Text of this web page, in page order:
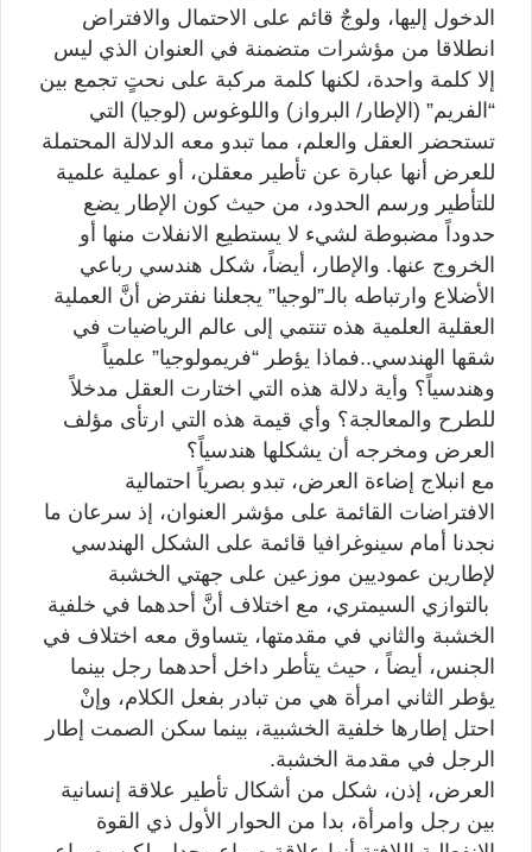
الدخول إليها، ولوجٌ قائم على الاحتمال والافتراض
انطلاقا من مؤشرات متضمنة في العنوان الذي ليس
إلا كلمة واحدة، لكنها كلمة مركبة على نحتٍ تجمع بين
“الفريم” (الإطار/ البرواز) واللوغوس (لوجيا) التي
تستحضر العقل والعلم، مما تبدو معه الدلالة المحتملة
للعرض أنها عبارة عن تأطير معقلن، أو عملية علمية
للتأطير ورسم الحدود، من حيث كون الإطار يضع
حدوداً مضبوطة لشيء لا يستطيع الانفلات منها أو
الخروج عنها. والإطار، أيضاً، شكل هندسي رباعي
الأضلاع وارتباطه بالـ”لوجيا” يجعلنا نفترض أنَّ العملية
العقلية العلمية هذه تنتمي إلى عالم الرياضيات في
شقها الهندسي..فماذا يؤطر “فريمولوجيا” علمياً
وهندسياً؟ وأية دلالة هذه التي اختارت العقل مدخلاً
للطرح والمعالجة؟ وأي قيمة هذه التي ارتأى مؤلف
العرض ومخرجه أن يشكلها هندسياً؟
مع انبلاج إضاءة العرض، تبدو بصرياً احتمالية
الافتراضات القائمة على مؤشر العنوان، إذ سرعان ما
نجدنا أمام سينوغرافيا قائمة على الشكل الهندسي
لإطارين عموديين موزعين على جهتي الخشبة
بالتوازي السيمتري، مع اختلاف أنَّ أحدهما في خلفية
الخشبة والثاني في مقدمتها، يتساوق معه اختلاف في
الجنس، أيضاً ، حيث يتأطر داخل أحدهما رجل بينما
يؤطر الثاني امرأة هي من تبادر بفعل الكلام، وإنْ
احتل إطارها خلفية الخشبية، بينما سكن الصمت إطار
الرجل في مقدمة الخشبة.
العرض، إذن، شكل من أشكال تأطير علاقة إنسانية
بين رجل وامرأة، بدا من الحوار الأول ذي القوة